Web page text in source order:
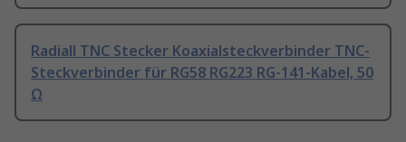
Radiall TNC Stecker Koaxialsteckverbinder TNC-
Steckverbinder für RG58 RG223 RG-141-Kabel, 50
Ω